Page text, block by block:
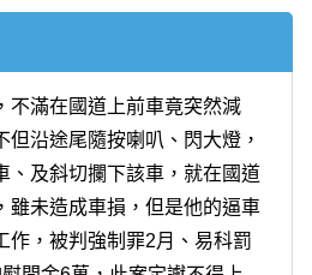
不滿在國道上前車竟突然減
但沿途尾隨按喇叭、閃大燈，
、及斜切攔下該車，就在國道
雖未造成車損，但是他的逼車
作，被判強制罪2月、易科罰